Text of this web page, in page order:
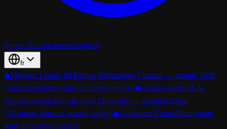
(ouvre dans un nouvel onglet)
fr
◆Member Leader du Forbes Technology Council — groupe Tech
Consulting(ouvre dans un nouvel onglet)◆Ambassadeur IA du
Gouvernement français pour l’Industrie — initiative Osez
l’IA(ouvre dans un nouvel onglet)◆Activateur FranceNum(ouvre
dans un nouvel onglet)